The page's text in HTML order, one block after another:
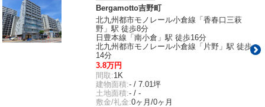
Bergamotto吉野町
北九州都市モノレール小倉線「香春口三萩
野」駅 徒歩8分
日豊本線「南小倉」駅 徒歩16分
北九州都市モノレール小倉線「片野」駅 徒歩
14分
3.8万円
間取:1K
建物面積:- / 7.01坪
土地面積:- / -
敷金/礼金:0ヶ月/0ヶ月